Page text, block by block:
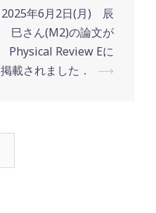
2025年6月2日(月) 辰
巳さん(M2)の論文が
Physical Review Eに
掲載されました．
⟶